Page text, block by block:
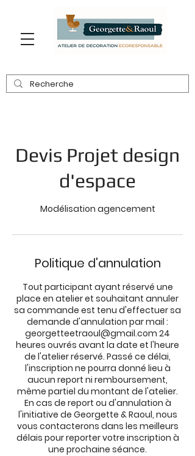
Devis Projet design
d'espace
Modélisation agencement
Politique d'annulation
Tout participant ayant réservé une
place en atelier et souhaitant annuler
sa commande est tenu d'effectuer sa
demande d'annulation par mail :
georgetteetraoul@gmail.com 24
heures ouvrés avant la date et l'heure
de l'atelier réservé. Passé ce délai,
l'inscription ne pourra donné lieu à
aucun report ni remboursement,
même partiel du montant de l'atelier.
En cas de report ou d'annulation à
l'initiative de Georgette & Raoul, nous
vous contacterons dans les meilleurs
délais pour reporter votre inscription à
une prochaine séance.